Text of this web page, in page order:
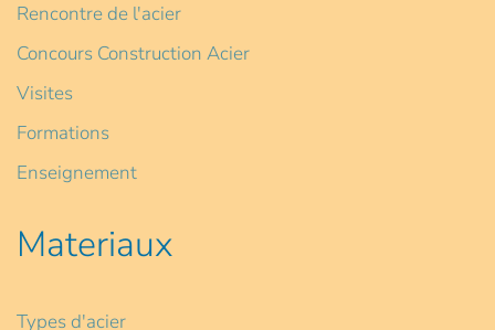
Rencontre de l'acier
Concours Construction Acier
Visites
Formations
Enseignement
Materiaux
Types d'acier